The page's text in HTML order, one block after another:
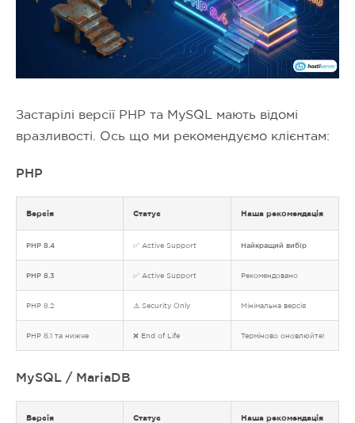
Застарілі версії PHP та MySQL мають відомі
вразливості. Ось що ми рекомендуємо клієнтам:
PHP
Версія Статус Наша рекомендація
PHP 8.4 ✅ Active Support Найкращий вибір
PHP 8.3 ✅ Active Support Рекомендовано
PHP 8.2 ⚠️ Security Only Мінімальна версія
PHP 8.1 та нижче ❌ End of Life Терміново оновлюйте!
MySQL / MariaDB
Версія Статус Наша рекомендація